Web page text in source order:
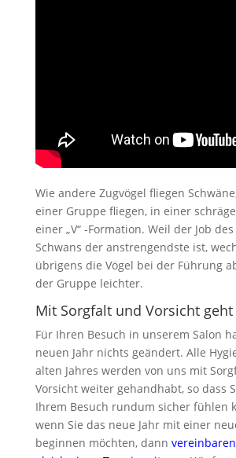
Wie andere Zugvögel fliegen
einer Gruppe fliegen, in einer
einer „V“ -Formation. Weil der Job
Schwans der anstrengendste ist,
übrigens die Vögel bei der Führung
der Gruppe leichter.
Mit Sorgfalt und Vorsicht
Für Ihren Besuch in unserem Salon
neuen Jahr nichts geändert. Alle
alten Jahres werden von uns mit
Vorsicht weiter gehandhabt, so dass
Ihrem Besuch rundum sicher fühlen
wenn Sie das neue Jahr mit einer
beginnen möchten, dann